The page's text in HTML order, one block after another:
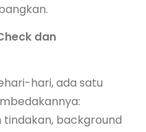
dan
hari, ada satu
background